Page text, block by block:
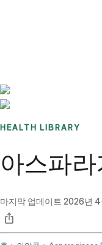
HEALTH LIBRARY
아스파
마지막 업데이트 2026년 4